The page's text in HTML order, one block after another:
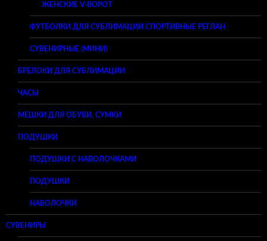
ЖЕНСКИЕ V-ВОРОТ
ФУТБОЛКИ ДЛЯ СУБЛИМАЦИИ СПОРТИВНЫЕ РЕГЛАН
СУВЕНИРНЫЕ (МИНИ)
БРЕЛОКИ ДЛЯ СУБЛИМАЦИИ
ЧАСЫ
МЕШКИ ДЛЯ ОБУВИ, СУМКИ
ПОДУШКИ
ПОДУШКИ С НАВОЛОЧКАМИ
ПОДУШКИ
НАВОЛОЧКИ
СУВЕНИРЫ